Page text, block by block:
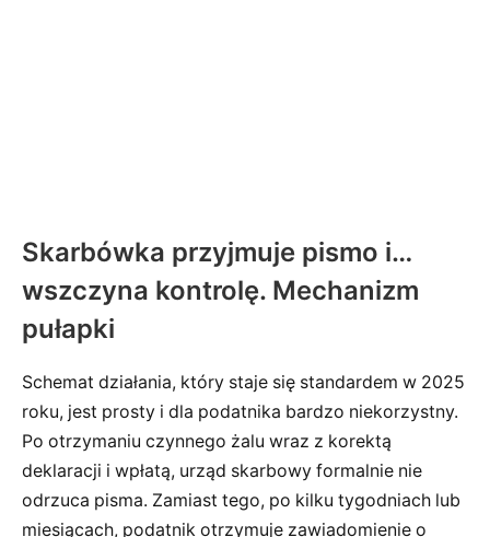
Skarbówka przyjmuje pismo i…
wszczyna kontrolę. Mechanizm
pułapki
Schemat działania, który staje się standardem w 2025
roku, jest prosty i dla podatnika bardzo niekorzystny.
Po otrzymaniu czynnego żalu wraz z korektą
deklaracji i wpłatą, urząd skarbowy formalnie nie
odrzuca pisma. Zamiast tego, po kilku tygodniach lub
miesiącach, podatnik otrzymuje zawiadomienie o